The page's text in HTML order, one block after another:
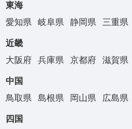
東海
愛知県
岐阜県 静岡県 三重県
近畿
大阪府
兵庫県 京都府 滋賀県
中国
鳥取県
島根県 岡山県 広島県
四国